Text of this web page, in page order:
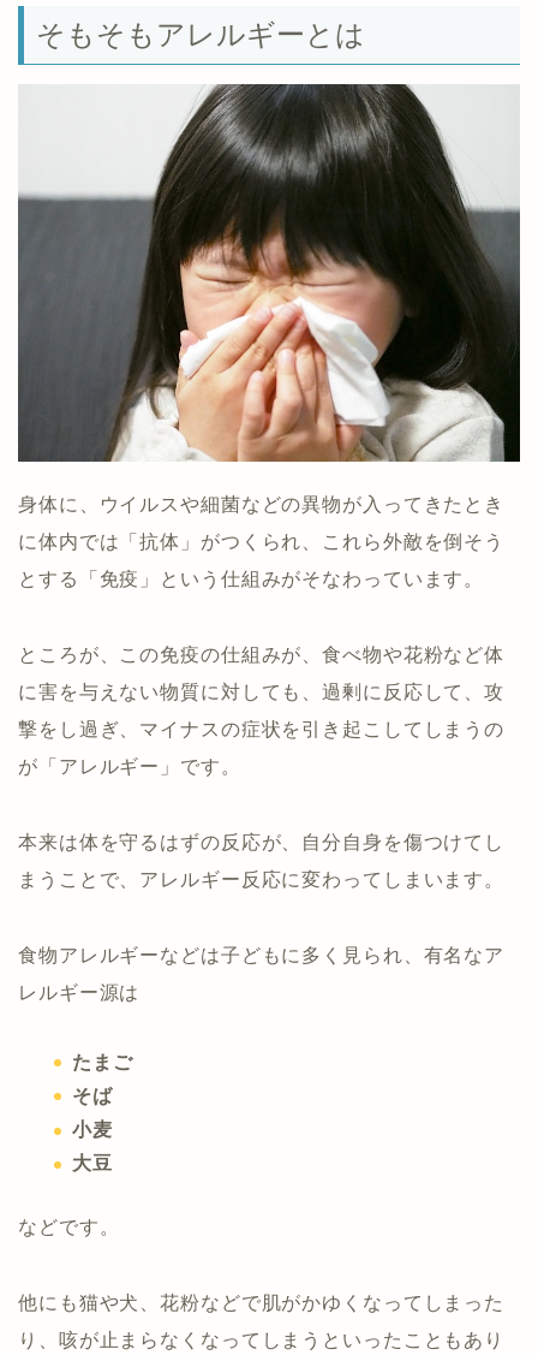
そもそもアレルギーとは
身体に、ウイルスや細菌などの異物が入ってきたとき
に体内では「抗体」がつくられ、これら外敵を倒そう
とする「免疫」という仕組みがそなわっています。
ところが、この免疫の仕組みが、食べ物や花粉など体
に害を与えない物質に対しても、過剰に反応して、攻
撃をし過ぎ、マイナスの症状を引き起こしてしまうの
が「アレルギー」です。
本来は体を守るはずの反応が、自分自身を傷つけてし
まうことで、アレルギー反応に変わってしまいます。
食物アレルギーなどは子どもに多く見られ、有名なア
レルギー源は
たまご
そば
小麦
大豆
などです。
他にも猫や犬、花粉などで肌がかゆくなってしまった
り、咳が止まらなくなってしまうといったこともあり